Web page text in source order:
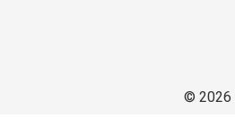
©